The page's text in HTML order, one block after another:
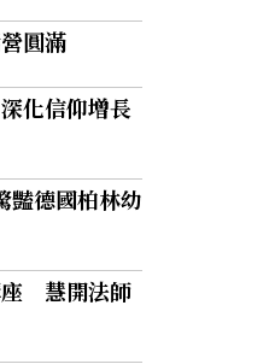
圓滿
化信仰增長
德國柏林幼
座 慧開法師